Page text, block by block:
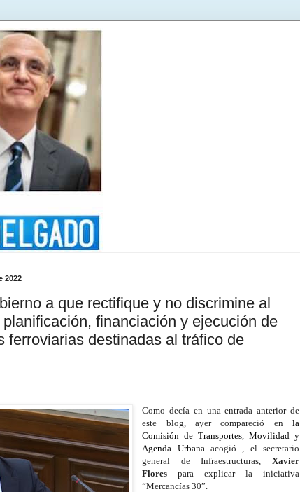
2022
a que rectifique y no discrimine al
financiación y ejecución de
ferroviarias destinadas al tráfico de
Como decía en una entrada anterior de
este blog, ayer compareció en la
Comisión de Transportes, Movilidad y
Agenda Urbana acogió , el secretario
general de Infraestructuras, Xavier
Flores para explicar la iniciativa
“Mercancías 30”.